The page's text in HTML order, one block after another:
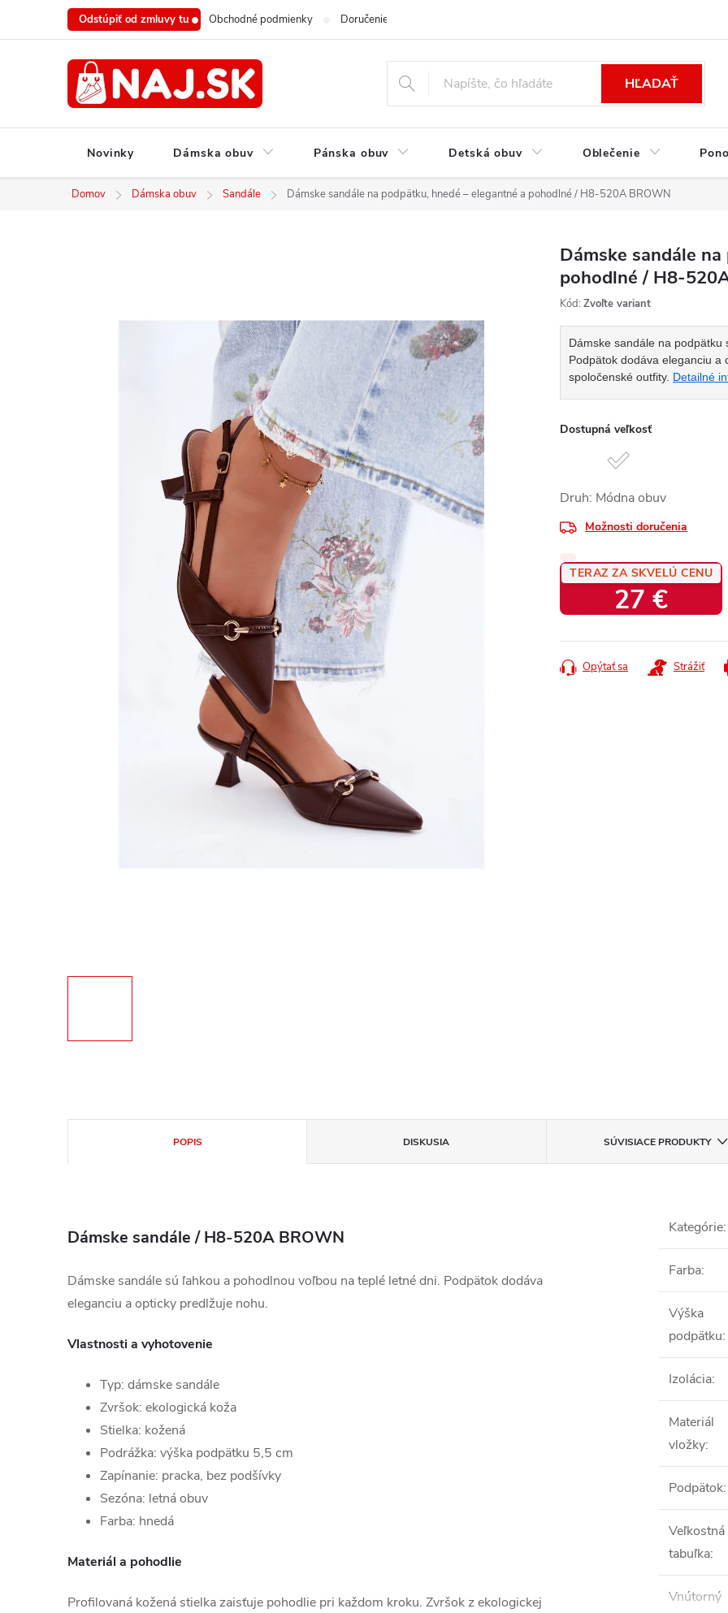
Odstúpiť od zmluvy tu Obchodné podmienky Doručenie a platba
HĽADAŤ
Novinky Dámska obuv Pánska obuv Detská obuv Oblečenie
Domov Dámska obuv Sandále Dámske sandále na podpätku, hnedé – elegantné a pohodlné / H8-520A BROWN
Dámske sandále
pohodlné / H8-
Kód: Zvoľte variant
Dámske sandále na
Podpätok dodáva eleganciu a
spoločenské outfity. Detailné
Dostupná veľkosť
Druh: Módna obuv
Možnosti doručenia
TERAZ ZA SKVELÚ CENU
27 €
cena:
Opýtať sa Strážiť
POPIS DISKUSIA SÚVISIACE PRODUKTY
Dámske sandále / H8-520A BROWN
Dámske sandále sú ľahkou a pohodlnou voľbou na teplé letné dni. Podpätok dodáva
eleganciu a opticky predlžuje nohu.
Vlastnosti a vyhotovenie
Typ: dámske sandále
Zvršok: ekologická koža
Stielka: kožená
Podrážka: výška podpätku 5,5 cm
Zapínanie: pracka, bez podšívky
Sezóna: letná obuv
Farba: hnedá
Materiál a pohodlie
Profilovaná kožená stielka zaisťuje pohodlie pri každom kroku. Zvršok z ekologickej
Kategórie:
Farba:
Výška
podpätku:
Izolácia:
Materiál
vložky:
Podpätok:
Veľkostná
tabuľka:
Vnútorný